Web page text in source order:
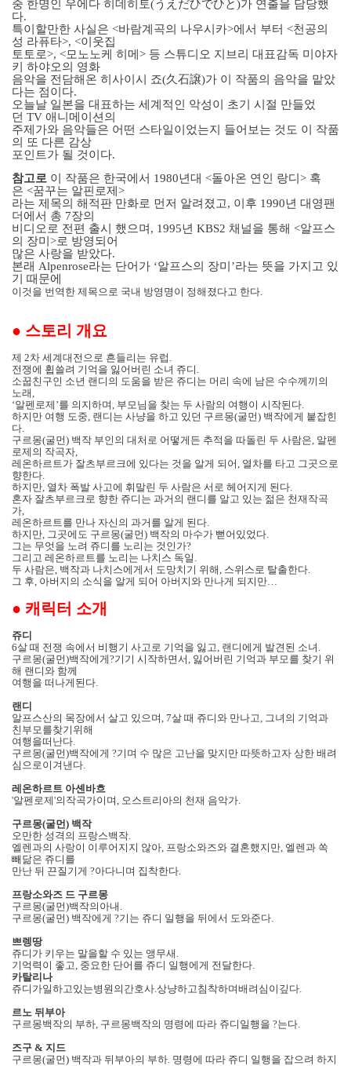
중 한명인 우에다 히데히토(うえだひでひと)가 연출을 담당했
다.
특이할만한 사실은 <바람계곡의 나우시카>에서 부터 <천공의
성 라퓨타>, <이웃집
토토로>, <모노노케 히메 > 등 스튜디오 지브리 대표감독 미야자
키 하야오의 영화
음악을 전담해온 히사이시 죠(久石譲)가 이 작품의 음악을 맡았
다는 점이다.
오늘날 일본을 대표하는 세계적인 악성이 초기 시절 만들었
던 TV 애니메이션의
주제가와 음악들은 어떤 스타일이었는지 들어보는 것도 이 작품
의 또 다른 감상
포인트가 될 것이다.
참고로 이 작품은 한국에서 1980년대 <돌아온 연인 랑디 > 혹
은 <꿈꾸는 알핀로제 >
라는 제목의 해적판 만화로 먼저 알려졌고, 이후 1990년 대영팬
더에서 총 7장의
비디오로 전편 출시 했으며 , 1995년 KBS2 채널을 통해 <알프스
의 장미 >로 방영되어
많은 사랑을 받았다.
본래 Alpenrose라는 단어가 ‘알프스의 장미’라는 뜻을 가지고 있
기 때문에
이것을 번역한 제목으로 국내 방영명이 정해졌다고 한다.
● 스토리 개요
제 2차 세계대전으로 흔들리는 유럽 .
전쟁에 휩쓸려 기억을 잃어버린 소녀 쥬디 .
소꿉친구인 소년 랜디의 도움을 받은 쥬디는 머리 속에 남은 수수께끼의
노래,
‘알펜로제’를 의지하며, 부모님을 찾는 두 사람의 여행이 시작된다.
하지만 여행 도중, 랜디는 사냥을 하고 있던 구르몽(굴먼) 백작에게 붙잡힌
다.
구르몽(굴먼) 백작 부인의 대처로 어떻게든 추적을 따돌린 두 사람은, 알펜
로제의 작곡자,
레온하르트가 잘츠부르크에 있다는 것을 알게 되어, 열차를 타고 그곳으로
향한다.
하지만, 열차 폭발 사고에 휘말린 두 사람은 서로 헤어지게 된다.
혼자 잘츠부르크로 향한 쥬디는 과거의 랜디를 알고 있는 젊은 천재작곡
가,
레온하르트를 만나 자신의 과거를 알게 된다.
하지만, 그곳에도 구르몽(굴먼) 백작의 마수가 뻗어있었다.
그는 무엇을 노려 쥬디를 노리는 것인가?
그리고 레온하르트를 노리는 나치스 독일 .
두 사람은, 백작과 나치스에게서 도망치기 위해, 스위스로 탈출한다.
그 후, 아버지의 소식을 알게 되어 아버지와 만나게 되지만…
● 캐릭터 소개
쥬디
6살 때 전쟁 속에서 비행기 사고로 기억을 잃고, 랜디에게 발견된 소녀 .
구르몽(굴먼)백작에게?기기 시작하면서, 잃어버린 기억과 부모를 찾기 위
해 랜디와 함께
여행을 떠나게된다.
랜디
알프스산의 목장에서 살고 있으며, 7살 때 쥬디와 만나고, 그녀의 기억과
친부모를찾기위해
여행을떠난다.
구르몽(굴먼)백작에게 ?기며 수 많은 고난을 맞지만 따뜻하고자 상한 배려
심으로이겨낸다.
레온하르트 아셴바흐
'알펜로제'의작곡가이며, 오스트리아의 천재 음악가.
구르몽(굴먼) 백작
오만한 성격의 프랑스백작.
엘렌과의 사랑이 이루어지지 않아, 프랑소와즈와 결혼했지만, 엘렌과 쏙
빼닮은 쥬디를
만난 뒤 끈질기게 ?아다니며 집착한다.
프랑소와즈 드 구르몽
구르몽(굴먼)백작의아내 .
구르몽(굴먼) 백작에게 ?기는 쥬디 일행을 뒤에서 도와준다.
쁘렝땅
쥬디가 키우는 말을할 수 있는 앵무새 .
기억력이 좋고, 중요한 단어를 쥬디 일행에게 전달한다.
카탈리나
쥬디가일하고있는병원의간호사.상냥하고침착하며배려심이깊다.
르노 뒤부아
구르몽백작의 부하, 구르몽백작의 명령에 따라 쥬디일행을 ?는다.
즈구 & 지드
구르몽(굴먼) 백작과 뒤부아의 부하. 명령에 따라 쥬디 일행을 잡으려 하지